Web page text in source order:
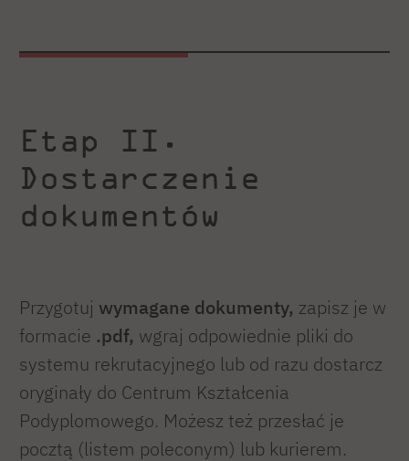
Etap II.
Dostarczenie
dokumentów
Przygotuj wymagane dokumenty, zapisz je w
formacie .pdf, wgraj odpowiednie pliki do
systemu rekrutacyjnego lub od razu dostarcz
oryginały do Centrum Kształcenia
Podyplomowego. Możesz też przesłać je
pocztą (listem poleconym) lub kurierem.